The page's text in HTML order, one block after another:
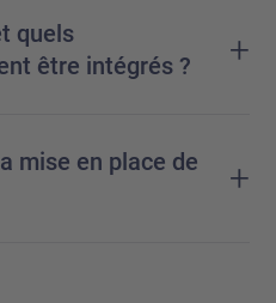
quels
être intégrés ?
+
mise en place de
+